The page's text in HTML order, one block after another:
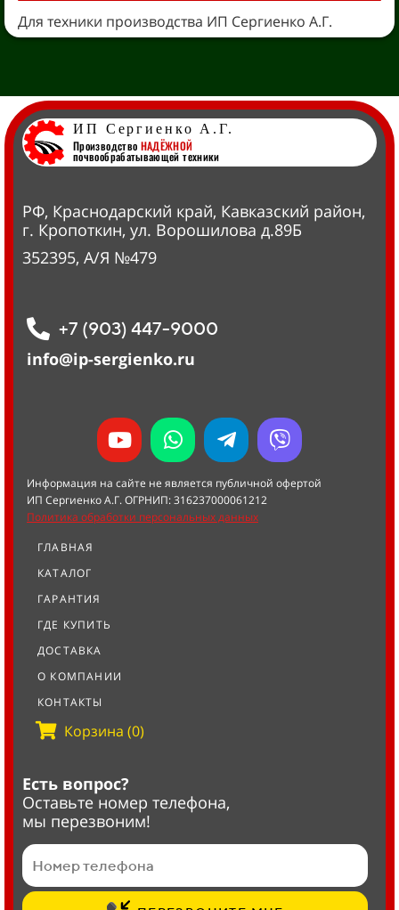
Для техники производства ИП Сергиенко А.Г.
ИП Сергиенко А.Г.
Производство НАДЁЖНОЙ
почвообрабатывающей техники
РФ, Краснодарский край, Кавказский район,
г. Кропоткин, ул. Ворошилова д.89Б
352395, А/Я №479
+7 (903) 447-9000
info@ip-sergienko.ru
Информация на сайте не является публичной офертой
ИП Сергиенко А.Г. ОГРНИП: 316237000061212
Политика обработки персональных данных
ГЛАВНАЯ
КАТАЛОГ
ГАРАНТИЯ
ГДЕ КУПИТЬ
ДОСТАВКА
О КОМПАНИИ
КОНТАКТЫ
Корзина (0)
Есть вопрос?
Оставьте номер телефона,
мы перезвоним!